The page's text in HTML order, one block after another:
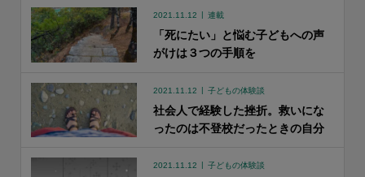
2021.11.12 連載
「死にたい」と悩む子どもへの声
がけは３つの手順を
2021.11.12 子どもの体験談
社会人で経験した挫折。救いにな
ったのは不登校だったときの自分
2021.11.12 子どもの体験談